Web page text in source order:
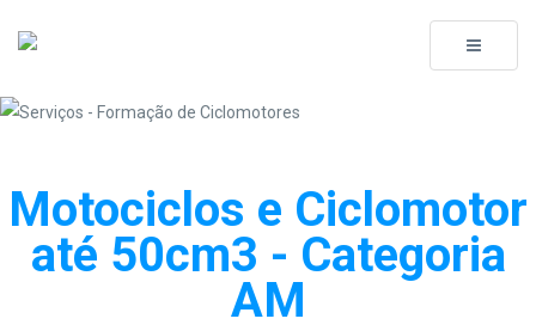
Toggle
Motociclos e Ciclomotor
até 50cm3 - Categoria
AM